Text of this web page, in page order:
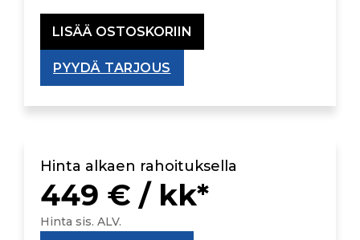
LISÄÄ OSTOSKORIIN
PYYDÄ TARJOUS
Hinta alkaen rahoituksella
449 € / kk*
Hinta sis. ALV.